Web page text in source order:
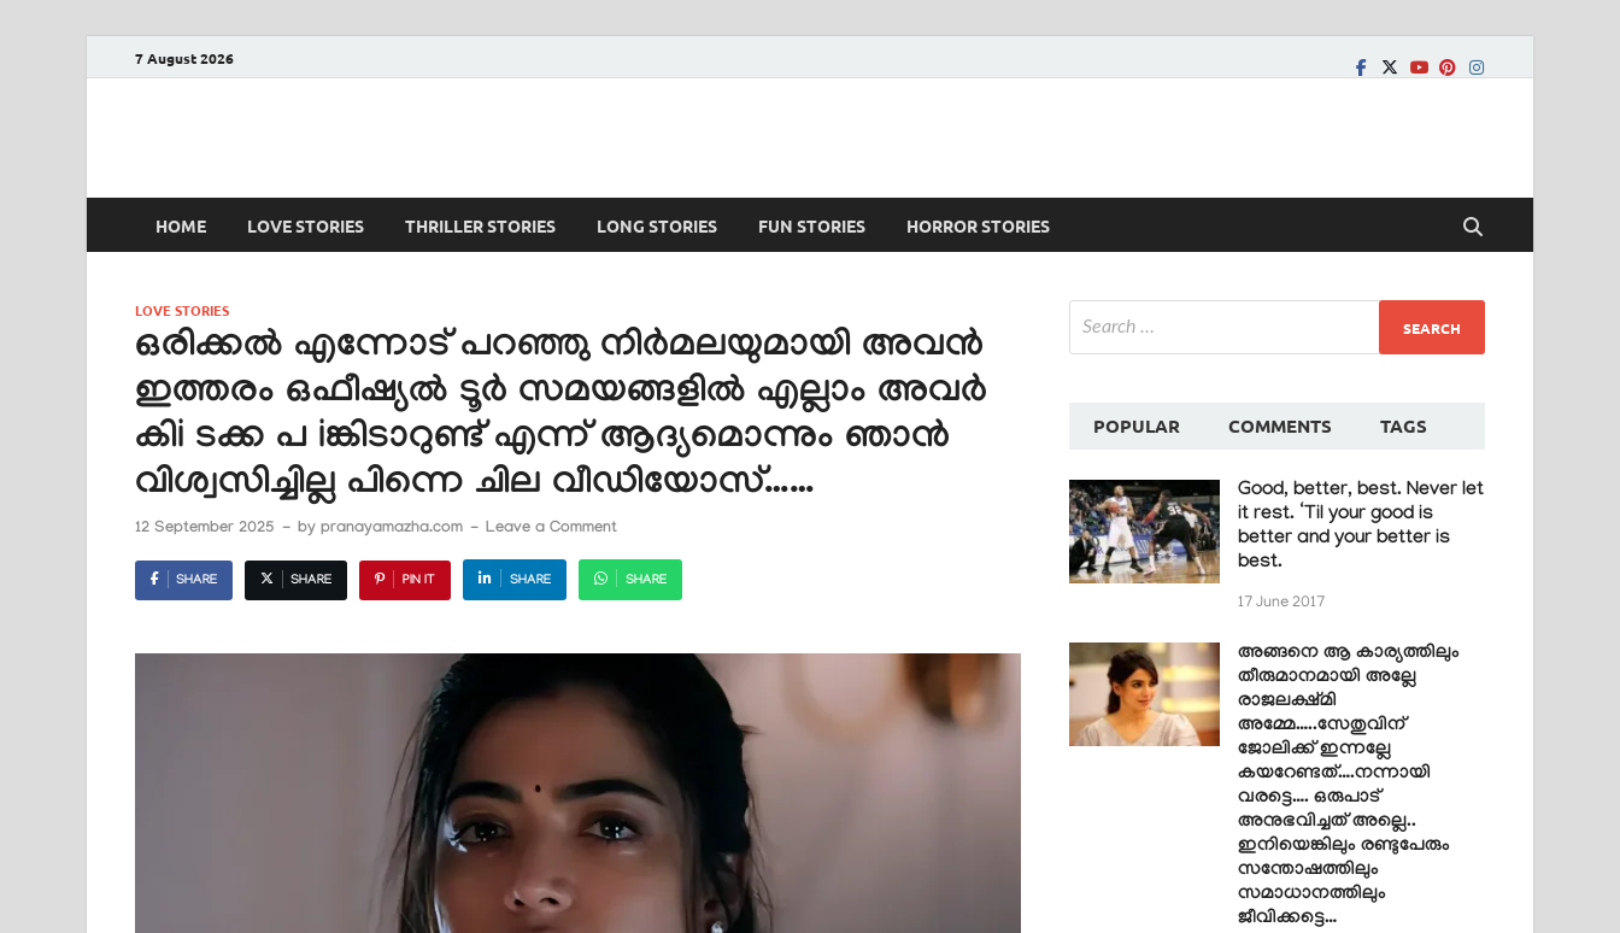
7 August 2026
HOME LOVE STORIES THRILLER STORIES LONG STORIES FUN STORIES HORROR STORIES
LOVE STORIES
ഒരിക്കൽ എന്നോട് പറഞ്ഞു നിർമലയുമായി അവൻ
ഇത്തരം ഒഫീഷ്യൽ ടൂർ സമയങ്ങളിൽ എല്ലാം അവർ
കിi ടക്ക പ iങ്കിടാറുണ്ട് എന്ന് ആദ്യമൊന്നും ഞാൻ
വിശ്വസിച്ചില്ല പിന്നെ ചില വീഡിയോസ്……
12 September 2025 - by pranayamazha.com - Leave a Comment
SHARE SHARE PIN IT SHARE SHARE
POPULAR COMMENTS TAGS
Good, better, best. Never let
it rest. ‘Til your good is
better and your better is
best.
17 June 2017
അങ്ങനെ ആ കാര്യത്തിലും
തീരുമാനമായി അല്ലേ
രാജലക്ഷ്മി
അമ്മേ…..സേതുവിന്
ജോലിക്ക് ഇന്നല്ലേ
കയറേണ്ടത്….നന്നായി
വരട്ടെ…. ഒരുപാട്
അനുഭവിച്ചത് അല്ലെ..
ഇനിയെങ്കിലും രണ്ടുപേരും
സന്തോഷത്തിലും
സമാധാനത്തിലും
ജീവിക്കട്ടെ…